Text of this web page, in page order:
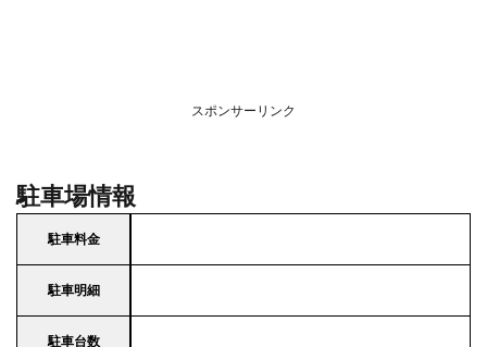
スポンサーリンク
駐車場情報
駐車料金
駐車明細
駐車台数